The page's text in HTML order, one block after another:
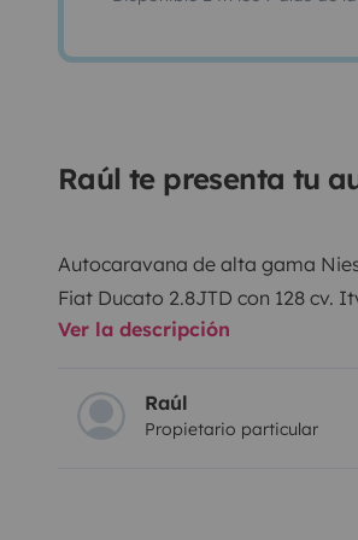
Raúl te presenta tu
Autocaravana de alta gama
Fiat Ducato 2.8JTD con 128 cv.
técnica ( obligatorio desde
portabicis, nevera trivalente
habitáculo, tomas corrientes,
Ver la descripción
Raúl
Propietario particular